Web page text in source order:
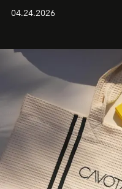
04.24.2026